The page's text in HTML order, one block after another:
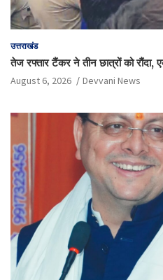
उत्तराखंड
तेज रफ्तार टैंकर ने तीन छात्रों को रौंदा,
August 6, 2026 Devvani News